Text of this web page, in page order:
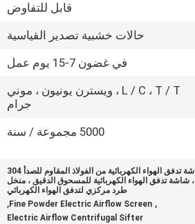
قابل للتفاوض
حالات خشبية تصدير القياسية
في غضون 7-15 يوم عمل
L / C ، T / T ، ويسترن يونيون ، موني
جرام
5000 مجموعة / سنة
شاشة تدفق الهواء الكهربائية من الفولاذ المقاوم للصدأ 304
، شاشة تدفق الهواء الكهربائية للمسحوق الدقيق ، منخل
طرد مركزي لتدفق الهواء الكهربائي
,
Fine Powder Electric Airflow Screen
,
Electric Airflow Centrifugal Sifter